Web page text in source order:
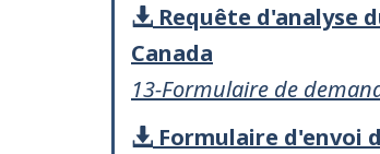
Requête d'analyse
Canada
13-Formulaire de
Formulaire d'envoi